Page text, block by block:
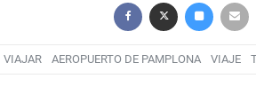
VIAJAR AEROPUERTO DE PAMPLONA VIAJE